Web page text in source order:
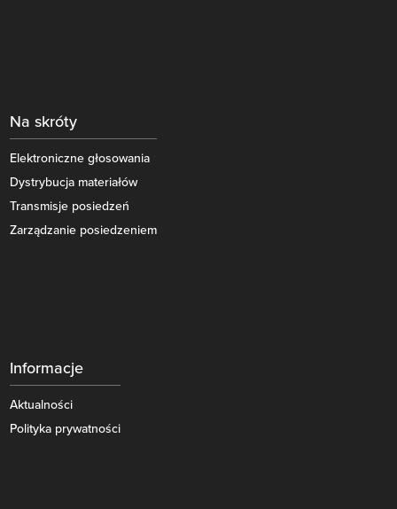
Na skróty
Elektroniczne głosowania
Dystrybucja materiałów
Transmisje posiedzeń
Zarządzanie posiedzeniem
Informacje
Aktualności
Polityka prywatności